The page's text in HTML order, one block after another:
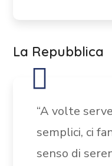
La Repubblica
“A volte
semplici, ci
senso di